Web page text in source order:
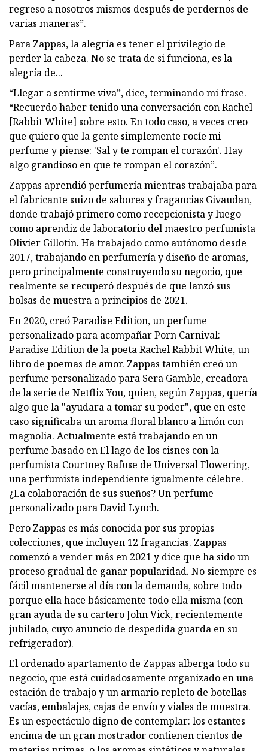
regreso a nosotros mismos después de perdernos de
varias maneras”.
Para Zappas, la alegría es tener el privilegio de
perder la cabeza. No se trata de si funciona, es la
alegría de...
“Llegar a sentirme viva”, dice, terminando mi frase.
“Recuerdo haber tenido una conversación con Rachel
[Rabbit White] sobre esto. En todo caso, a veces creo
que quiero que la gente simplemente rocíe mi
perfume y piense: 'Sal y te rompan el corazón'. Hay
algo grandioso en que te rompan el corazón”.
Zappas aprendió perfumería mientras trabajaba para
el fabricante suizo de sabores y fragancias Givaudan,
donde trabajó primero como recepcionista y luego
como aprendiz de laboratorio del maestro perfumista
Olivier Gillotin. Ha trabajado como autónomo desde
2017, trabajando en perfumería y diseño de aromas,
pero principalmente construyendo su negocio, que
realmente se recuperó después de que lanzó sus
bolsas de muestra a principios de 2021.
En 2020, creó Paradise Edition, un perfume
personalizado para acompañar Porn Carnival:
Paradise Edition de la poeta Rachel Rabbit White, un
libro de poemas de amor. Zappas también creó un
perfume personalizado para Sera Gamble, creadora
de la serie de Netflix You, quien, según Zappas, quería
algo que la "ayudara a tomar su poder", que en este
caso significaba un aroma floral blanco a limón con
magnolia. Actualmente está trabajando en un
perfume basado en El lago de los cisnes con la
perfumista Courtney Rafuse de Universal Flowering,
una perfumista independiente igualmente célebre.
¿La colaboración de sus sueños? Un perfume
personalizado para David Lynch.
Pero Zappas es más conocida por sus propias
colecciones, que incluyen 12 fragancias. Zappas
comenzó a vender más en 2021 y dice que ha sido un
proceso gradual de ganar popularidad. No siempre es
fácil mantenerse al día con la demanda, sobre todo
porque ella hace básicamente todo ella misma (con
gran ayuda de su cartero John Vick, recientemente
jubilado, cuyo anuncio de despedida guarda en su
refrigerador).
El ordenado apartamento de Zappas alberga todo su
negocio, que está cuidadosamente organizado en una
estación de trabajo y un armario repleto de botellas
vacías, embalajes, cajas de envío y viales de muestra.
Es un espectáculo digno de contemplar: los estantes
encima de un gran mostrador contienen cientos de